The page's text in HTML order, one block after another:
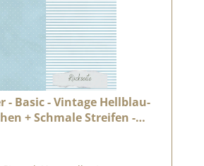
- Basic - Vintage Hellblau-
+ Schmale Streifen -